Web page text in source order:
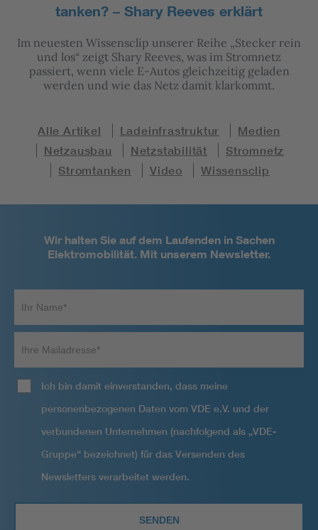
tanken? – Shary Reeves erklärt
Im neuesten Wissensclip unserer Reihe „Stecker rein
und los“ zeigt Shary Reeves, was im Stromnetz
passiert, wenn viele E-Autos gleichzeitig geladen
werden und wie das Netz damit klarkommt.
Alle Artikel Ladeinfrastruktur
Medien
Netzausbau
Netzstabilität
Stromnetz
Stromtanken
Video Wissensclip
Wir halten Sie auf dem Laufenden in Sachen
Elektromobilität. Mit unserem Newsletter.
Name*
Mailadresse
Ich bin damit einverstanden, dass meine
personenbezogenen Daten vom VDE e.V. und der
verbundenen Unternehmen (nachfolgend als „VDE-
Gruppe“ bezeichnet) für das Versenden des
Newsletters verarbeitet werden.